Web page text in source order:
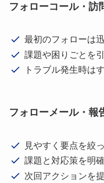
フォローコール・訪
最初のフォローは
課題や困りごとを
トラブル発生時は
フォローメール・報
見やすく要点を絞
課題と対応策を明
次回アクションを